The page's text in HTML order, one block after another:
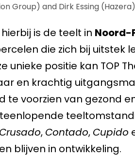
Group) and Dirk Essing (Hazera)
is de teelt in Noord-
die zich bij uitstek
positie kan TOP
en krachtig
te voorzien van gezond
Crusado, Contado, Cupido
blijven in ontwikkeling.